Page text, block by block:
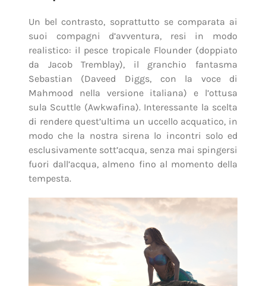
Un bel contrasto, soprattutto se comparata ai
suoi compagni d’avventura, resi in modo
realistico: il pesce tropicale Flounder (doppiato
da Jacob Tremblay), il granchio fantasma
Sebastian (Daveed Diggs, con la voce di
Mahmood nella versione italiana) e l’ottusa
sula Scuttle (Awkwafina). Interessante la scelta
di rendere quest’ultima un uccello acquatico, in
modo che la nostra sirena lo incontri solo ed
esclusivamente sott’acqua, senza mai spingersi
fuori dall’acqua, almeno fino al momento della
tempesta.